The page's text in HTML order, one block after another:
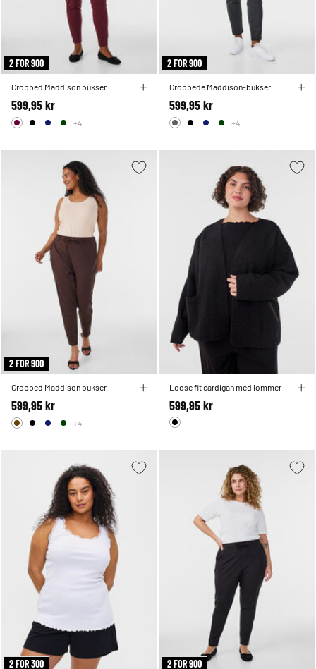
2 FOR 900
Cropped Maddison bukser
599,95 kr
+4
2 FOR 900
Croppede Maddison-bukser
599,95 kr
+4
2 FOR 900
Cropped Maddison bukser
599,95 kr
+4
Loose fit cardigan med lommer
599,95 kr
2 FOR 300 2 FOR 900